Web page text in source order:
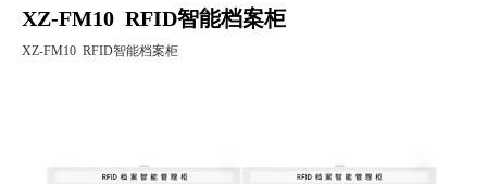
XZ-FM10 RFID智能档案柜
XZ-FM10 RFID智能档案柜